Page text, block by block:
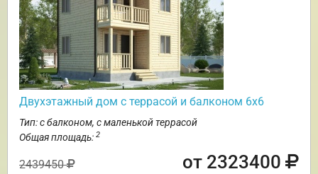
Двухэтажный дом с террасой и балконом 6х6
Тип: с балконом, с маленькой террасой
Общая площадь: 2
2439450 от 2323400